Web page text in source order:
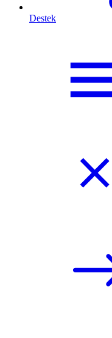
Destek